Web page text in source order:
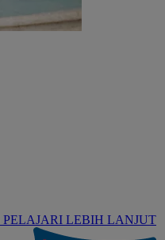
PELAJARI LEBIH LANJUT